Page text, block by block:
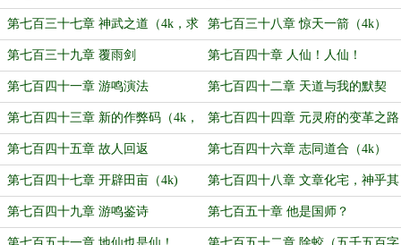
第七百三十七章 神武之道（4k，求
月票）
第七百三十八章 惊天一箭（4k）
第七百三十九章 覆雨剑 第七百四十章 人仙！人仙！
第七百四十一章 游鸣演法 第七百四十二章 天道与我的默契
第七百四十三章 新的作弊码（4k，
求月票）
第七百四十四章 元灵府的变革之路
第七百四十五章 故人回返 第七百四十六章 志同道合（4k）
第七百四十七章 开辟田亩（4k) 第七百四十八章 文章化宅，神乎其
技
第七百四十九章 游鸣鉴诗 第七百五十章 他是国师？